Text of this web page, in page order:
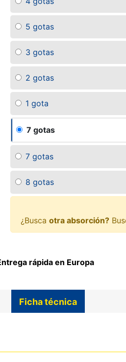
5 gotas
3 gotas
2 gotas
1 gota
7 gotas
7 gotas
8 gotas
¿Busca otra absorción?
rápida en Europa
Ficha técnica